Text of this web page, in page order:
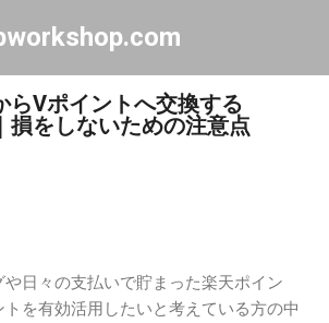
してメイン コンテンツに移動
らVポイントへ交換する
損をしないための注意点
日々の支払いで貯まった楽天ポイン
トを有効活用したいと考えている方の中